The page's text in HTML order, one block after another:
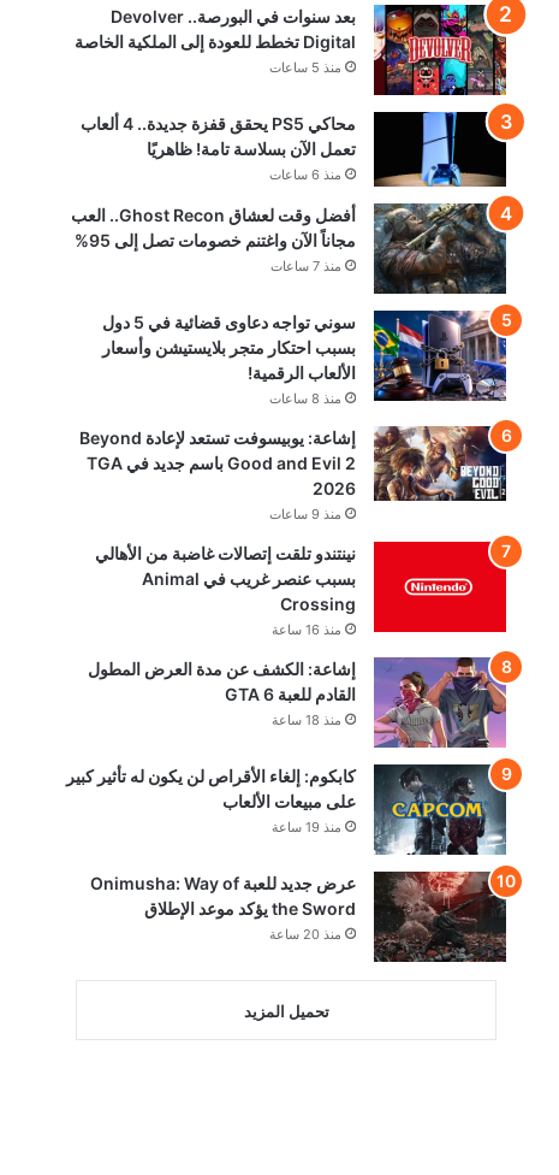
بعد سنوات في البورصة.. Devolver
Digital تخطط للعودة إلى الملكية الخاصة
منذ 5 ساعات
محاكي PS5 يحقق قفزة جديدة.. 4 ألعاب
تعمل الآن بسلاسة تامة! ظاهريًا
منذ 6 ساعات
أفضل وقت لعشاق Ghost Recon.. العب
مجاناً الآن واغتنم خصومات تصل إلى 95%
منذ 7 ساعات
سوني تواجه دعاوى قضائية في 5 دول
بسبب احتكار متجر بلايستيشن وأسعار
الألعاب الرقمية!
منذ 8 ساعات
إشاعة: يوبيسوفت تستعد لإعادة Beyond
Good and Evil 2 باسم جديد في TGA
2026
منذ 9 ساعات
نينتندو تلقت إتصالات غاضبة من الأهالي
بسبب عنصر غريب في Animal
Crossing
منذ 16 ساعة
إشاعة: الكشف عن مدة العرض المطول
القادم للعبة GTA 6
منذ 18 ساعة
كابكوم: إلغاء الأقراص لن يكون له تأثير كبير
على مبيعات الألعاب
منذ 19 ساعة
عرض جديد للعبة Onimusha: Way of
the Sword يؤكد موعد الإطلاق
منذ 20 ساعة
تحميل المزيد